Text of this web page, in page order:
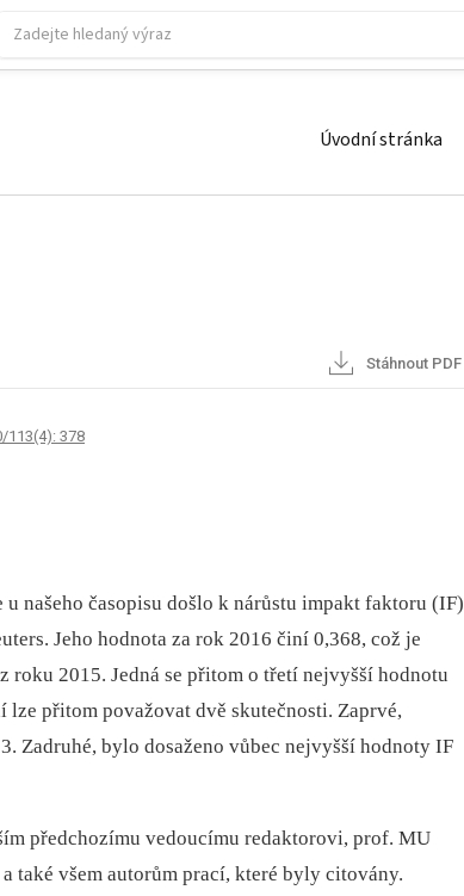
Úvodní stránka
Stáhnout PDF
113(4): 378
našeho časopisu došlo k nárůstu impakt faktoru (IF)
Jeho hodnota za rok 2016 činí 0,368, což je
roku 2015. Jedná se přitom o třetí nejvyšší hodnotu
lze přitom považovat dvě skutečnosti. Zaprvé,
Zadruhé, bylo dosaženo vůbec nejvyšší hodnoty IF
předchozímu vedoucímu redaktorovi, prof. MU
také všem autorům prací, které byly citovány.